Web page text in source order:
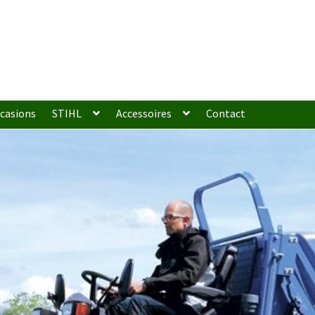
STIHL Accessoires Contact